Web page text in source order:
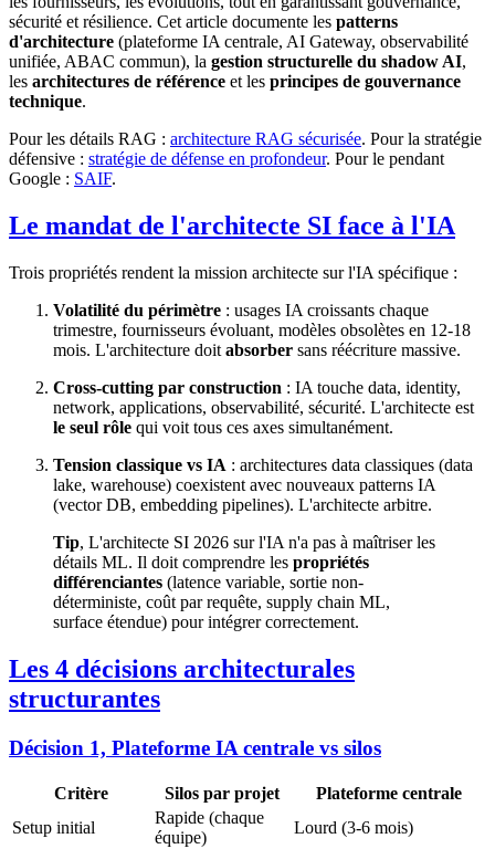
sécurité et résilience. Cet article documente les patterns
d'architecture (plateforme IA centrale, AI Gateway, observabilité
unifiée, ABAC commun), la gestion structurelle du shadow AI,
les architectures de référence et les principes de gouvernance
technique.
Pour les détails RAG : architecture RAG sécurisée. Pour la stratégie
défensive : stratégie de défense en profondeur. Pour le pendant
Google : SAIF.
Le mandat de l'architecte SI face à l'IA
Trois propriétés rendent la mission architecte sur l'IA spécifique :
Volatilité du périmètre : usages IA croissants chaque
trimestre, fournisseurs évoluant, modèles obsolètes en 12-18
mois. L'architecture doit absorber sans réécriture massive.
Cross-cutting par construction : IA touche data, identity,
network, applications, observabilité, sécurité. L'architecte est
le seul rôle qui voit tous ces axes simultanément.
Tension classique vs IA : architectures data classiques (data
lake, warehouse) coexistent avec nouveaux patterns IA
(vector DB, embedding pipelines). L'architecte arbitre.
Tip, L'architecte SI 2026 sur l'IA n'a pas à maîtriser les
détails ML. Il doit comprendre les propriétés
différenciantes (latence variable, sortie non-
déterministe, coût par requête, supply chain ML,
surface étendue) pour intégrer correctement.
Les 4 décisions architecturales
structurantes
Décision 1, Plateforme IA centrale vs silos
Critère Silos par projet
Plateforme centrale
Setup initial
Rapide (chaque
équipe)
Lourd (3-6 mois)